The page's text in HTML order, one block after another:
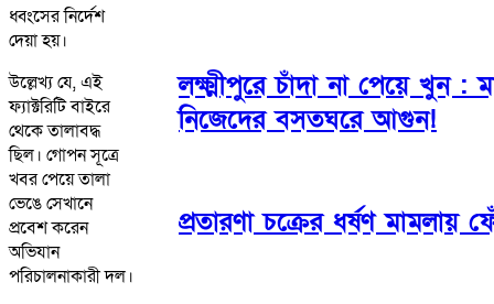
ধ্বংসের নির্দেশ
দেয়া হয়।
উল্লেখ্য যে, এই
ফ্যাক্টরিটি বাইরে
থেকে তালাবদ্ধ
ছিল। গোপন সূত্রে
খবর পেয়ে তালা
ভেঙে সেখানে
প্রবেশ করেন
অভিযান
পরিচালনাকারী দল।
লক্ষ্মীপুরে চাঁদা না পেয়ে খুন :
নিজেদের বসতঘরে আগুন!
প্রতারণা চক্রের ধর্ষণ